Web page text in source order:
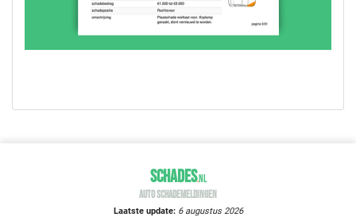
SCHADES.NL
AUTO SCHADEMELDINGEN
Laatste update: 6 augustus 2026